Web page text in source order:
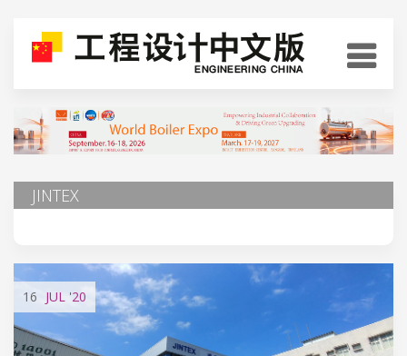
JINTEX
16 JUL '20